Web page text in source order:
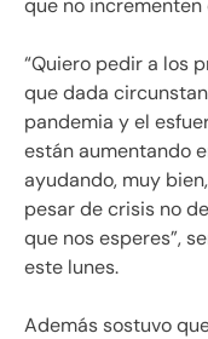
que no
“Quiero pedir a los
que dada
pandemia y el
están aumentando
ayudando, muy
pesar de crisis no
que nos esperes”,
este lunes.
Además sostuvo